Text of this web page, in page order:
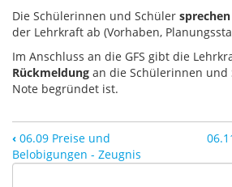
Die Schülerinnen und Schüler
der Lehrkraft ab (Vorhaben,
Im Anschluss an die GFS gibt die
Rückmeldung an die Schülerinnen und
Note begründet ist.
‹ 06.09 Preise und
Belobigungen - Zeugnis